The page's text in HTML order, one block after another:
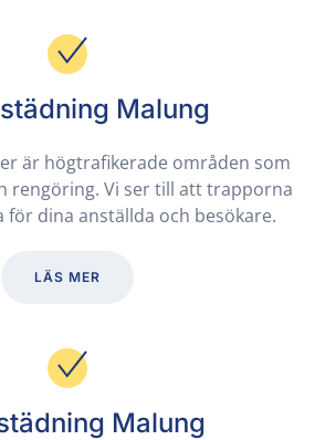
Malung
är högtrafikerade områden som
rengöring. Vi ser till att trapporna
för dina anställda och besökare.
LÄS MER
Malung